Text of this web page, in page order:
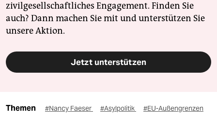
zivilgesellschaftliches Engagement. Finden Sie
auch? Dann machen Sie mit und unterstützen Sie
unsere Aktion.
Jetzt unterstützen
Themen #Nancy Faeser #Asylpolitik #EU-Außengrenzen